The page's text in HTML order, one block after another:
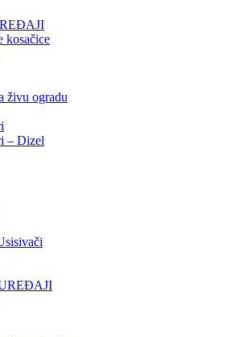
kosačice
živu ogradu
– Dizel